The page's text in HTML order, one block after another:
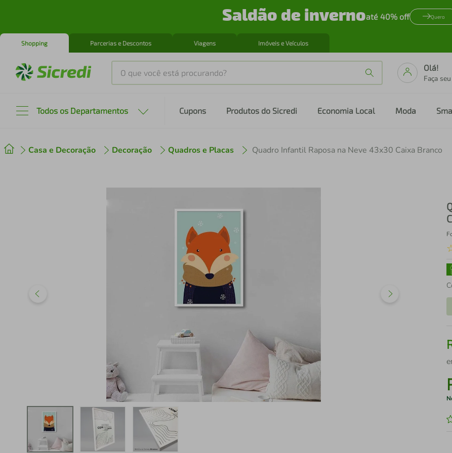
Saldão de invernoaté 40% off Quero
Shopping Parcerias e Descontos Viagens Imóveis e Veículos
O que você está procurando?
Olá!
Faça seu
Todos os Departamentos Cupons Produtos do Sicredi Economia Local Moda
Casa e Decoração Decoração Quadros e Placas Quadro Infantil Raposa na Neve 43x30 Caixa Branco
º cafeteira